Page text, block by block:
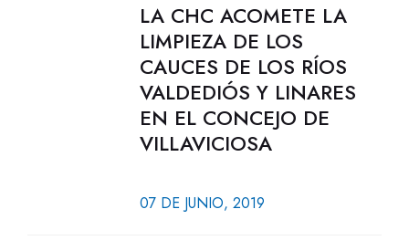
LA CHC ACOMETE LA
LIMPIEZA DE LOS
CAUCES DE LOS RÍOS
VALDEDIÓS Y LINARES
EN EL CONCEJO DE
VILLAVICIOSA
07 DE JUNIO, 2019